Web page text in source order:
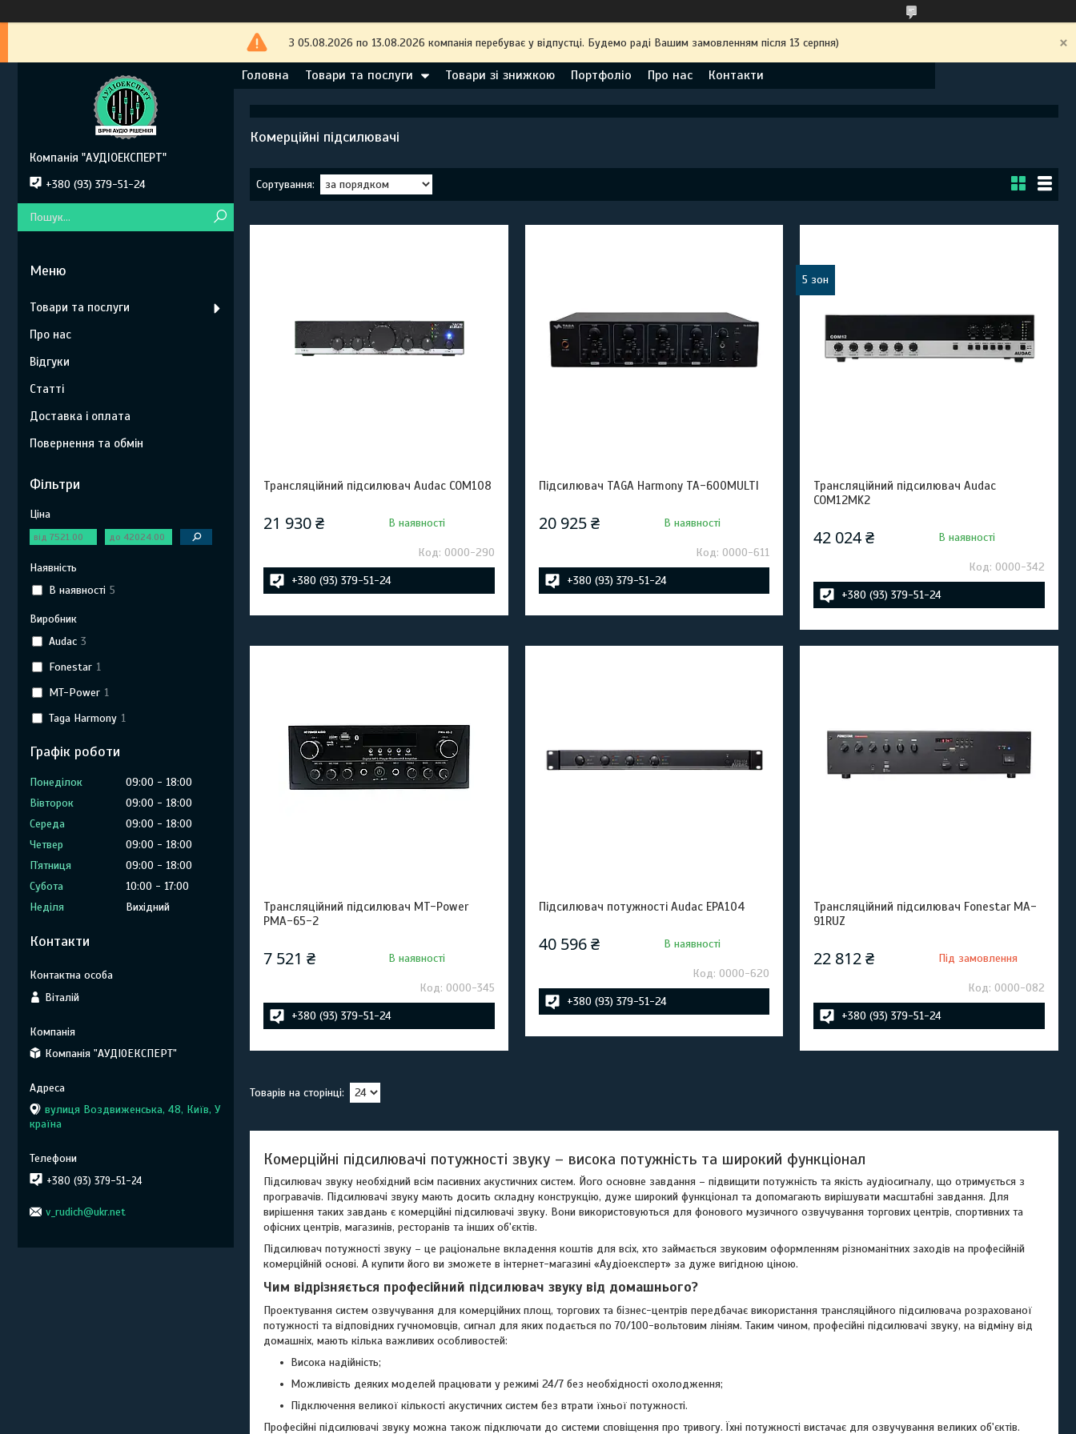
З 05.08.2026 по 13.08.2026 компанія перебуває у відпустці. Будемо раді Вашим замовленням після 13 серпня)
Головна Товари та послуги Товари зі знижкою Портфоліо Про нас Контакти
Комерційні підсилювачі
Трансляційний підсилювач Audac COM108
21 930 ₴ В наявності
0000-290
+380 (93) 379-51-24
Підсилювач TAGA Harmony TA-600MULTI
20 925 ₴ В наявності
0000-611
+380 (93) 379-51-24
5 зон
Трансляційний підсилювач Audac
COM12MK2
42 024 ₴ В наявності
0000-342
+380 (93) 379-51-24
Трансляційний підсилювач MT-Power
PMA-65-2
7 521 ₴ В наявності
0000-345
+380 (93) 379-51-24
Підсилювач потужності Audac EPA104
40 596 ₴ В наявності
0000-620
+380 (93) 379-51-24
Трансляційний підсилювач Fonestar MA-
91RUZ
22 812 ₴ Під замовлення
0000-082
+380 (93) 379-51-24
Комерційні підсилювачі потужності звуку – висока потужність та широкий функціонал
Підсилювач звуку необхідний всім пасивних акустичних систем. Його основне завдання – підвищити потужність та якість аудіосигналу, що отримується з
програвачів. Підсилювачі звуку мають досить складну конструкцію, дуже широкий функціонал та допомагають вирішувати масштабні завдання. Для
вирішення таких завдань є комерційні підсилювачі звуку. Вони використовуються для фонового музичного озвучування торгових центрів, спортивних та
офісних центрів, магазинів, ресторанів та інших об'єктів.
Підсилювач потужності звуку – це раціональне вкладення коштів для всіх, хто займається звуковим оформленням різноманітних заходів на професійній
комерційній основі. А купити його ви зможете в інтернет-магазині «Аудіоексперт» за дуже вигідною ціною.
Чим відрізняється професійний підсилювач звуку від домашнього?
Проектування систем озвучування для комерційних площ, торгових та бізнес-центрів передбачає використання трансляційного підсилювача розрахованої
потужності та відповідних гучномовців, сигнал для яких подається по 70/100-вольтовим лініям. Таким чином, професійні підсилювачі звуку, на відміну від
домашніх, мають кілька важливих особливостей:
Висока надійність;
Можливість деяких моделей працювати у режимі 24/7 без необхідності охолодження;
Підключення великої кількості акустичних систем без втрати їхньої потужності.
Професійні підсилювачі звуку можна також підключати до системи сповіщення про тривогу. Їхні потужності вистачає для озвучування великих об'єктів.
Компанія "АУДІОЕКСПЕРТ"
+380 (93) 379-51-24
Товари та послуги
Про нас
Відгуки
Статті
Доставка і оплата
Повернення та обмін
Фільтри
Ціна
Наявність
В наявності 5
Виробник
Audac 3
Fonestar 1
MT-Power 1
Taga Harmony 1
Графік роботи
Понеділок 09:00
18:00
Вівторок
09:00
18:00
Середа
09:00
18:00
Четвер
09:00
18:00
Пʼятниця
09:00
18:00
Субота
10:00
17:00
Неділя
Вихідний
Контакти
Віталій
Компанія "АУДІОЕКСПЕРТ"
вулиця Воздвиженська, 48, Київ, У
країна
+380 (93) 379-51-24
v_rudich@ukr.net